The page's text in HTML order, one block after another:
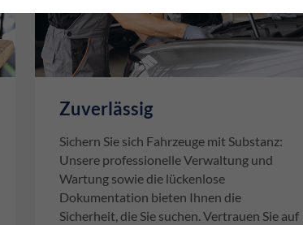
Zuverlässig
Sichern Sie sich Fahrzeuge mit Substanz:
Unsere professionelle Verwaltung und
Wartung sowie die lückenlose
Dokumentation bieten Ihnen die
Sicherheit, die Sie suchen. Vertrauen Sie auf